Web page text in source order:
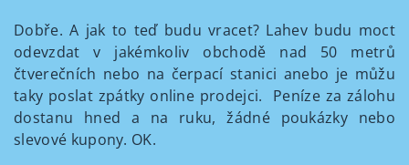
Dobře. A jak to teď budu vracet? Lahev budu moct
odevzdat v jakémkoliv obchodě nad 50 metrů
čtverečních nebo na čerpací stanici anebo je můžu
taky poslat zpátky online prodejci. Peníze za zálohu
dostanu hned a na ruku, žádné poukázky nebo
slevové kupony. OK.